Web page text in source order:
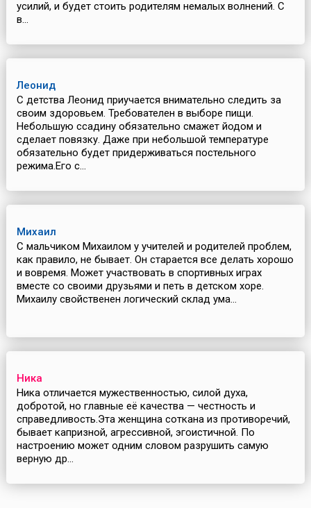
усилий, и будет стоить родителям немалых волнений. С
в...
Леонид
С детства Леонид приучается внимательно следить за
своим здоровьем. Требователен в выборе пищи.
Небольшую ссадину обязательно смажет йодом и
сделает повязку. Даже при небольшой температуре
обязательно будет придерживаться постельного
режима.Его с...
Михаил
С мальчиком Михаилом у учителей и родителей проблем,
как правило, не бывает. Он старается все делать хорошо
и вовремя. Может участвовать в спортивных играх
вместе со своими друзьями и петь в детском хоре.
Михаилу свойственен логический склад ума...
Ника
Ника отличается мужественностью, силой духа,
добротой, но главные её качества — честность и
справедливость.Эта женщина соткана из противоречий,
бывает капризной, агрессивной, эгоистичной. По
настроению может одним словом разрушить самую
верную др...